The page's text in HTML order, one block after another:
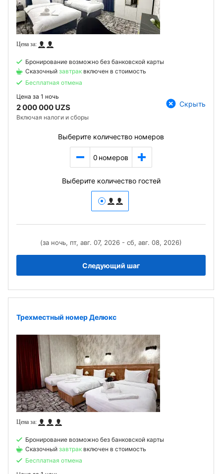
Бронирование возможно без банковской карты
Сказочный завтрак включен в стоимость
Бесплатная отмена
Цена за 1 ночь
2 000 000 UZS
Включая налоги и сборы
Скрыть
Выберите количество номеров
0 номеров
Выберите количество гостей
(за ночь, пт, авг. 07, 2026 - сб, авг. 08, 2026)
Следующий шаг
Трехместный номер Делюкс
Бронирование возможно без банковской карты
Сказочный завтрак включен в стоимость
Бесплатная отмена